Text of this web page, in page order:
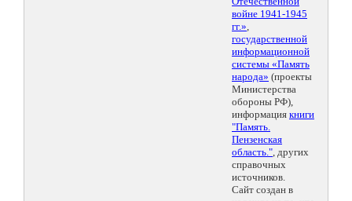
войне 1941-1945
гг.»,
государственной
информационной
системы «Память
народа» (проекты
Министерства
обороны РФ),
информация книги
"Память.
Пензенская
область.", других
справочных
источников.
Сайт создан в